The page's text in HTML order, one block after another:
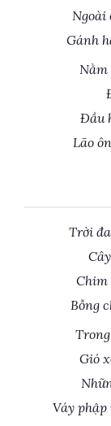
Ngoài
Gánh
Nằm
Đầu
Lão
Trời
Chim
Bỗng
Gió
Váy